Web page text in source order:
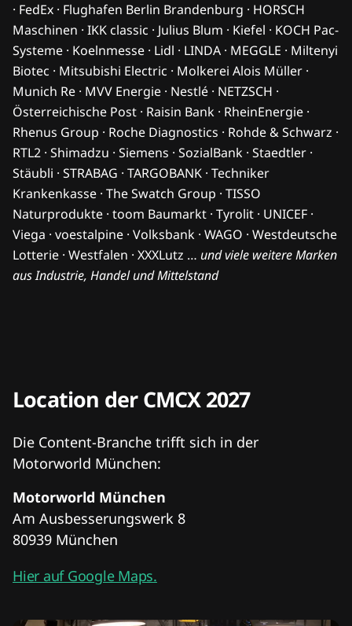
· FedEx · Flughafen Berlin Brandenburg · HORSCH
Maschinen · IKK classic · Julius Blum · Kiefel · KOCH Pac-
Systeme · Koelnmesse · Lidl · LINDA · MEGGLE · Miltenyi
Biotec · Mitsubishi Electric · Molkerei Alois Müller ·
Munich Re · MVV Energie · Nestlé · NETZSCH ·
Österreichische Post · Raisin Bank · RheinEnergie ·
Rhenus Group · Roche Diagnostics · Rohde & Schwarz ·
RTL2 · Shimadzu · Siemens · SozialBank · Staedtler ·
Stäubli · STRABAG · TARGOBANK · Techniker
Krankenkasse · The Swatch Group · TISSO
Naturprodukte · toom Baumarkt · Tyrolit · UNICEF ·
Viega · voestalpine · Volksbank · WAGO · Westdeutsche
Lotterie · Westfalen · XXXLutz … und viele weitere Marken
aus Industrie, Handel und Mittelstand
Location der CMCX 2027
Die Content-Branche trifft sich in der
Motorworld München:
Motorworld München
Am Ausbesserungswerk 8
80939 München
Hier auf Google Maps.